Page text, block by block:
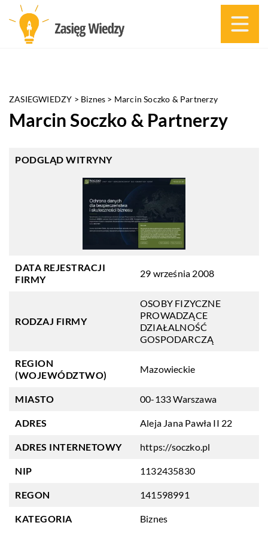
ZASIEGWIEDZY > Biznes > Marcin Soczko & Partnerzy
Marcin Soczko & Partnerzy
PODGLĄD WITRYNY
DATA REJESTRACJI
FIRMY
29 września 2008
RODZAJ FIRMY
OSOBY FIZYCZNE
PROWADZĄCE
DZIAŁALNOŚĆ
GOSPODARCZĄ
REGION
(WOJEWÓDZTWO)
Mazowieckie
MIASTO 00-133 Warszawa
ADRES Aleja Jana Pawła II 22
ADRES INTERNETOWY https://soczko.pl
NIP 1132435830
REGON 141598991
KATEGORIA Biznes